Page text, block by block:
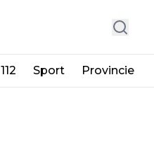
112 Sport Provincie